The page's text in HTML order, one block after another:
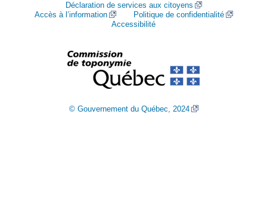
Déclaration de services aux citoyens
Accès à l’information
Politique de confidentialité
Accessibilité
© Gouvernement du Québec, 2024